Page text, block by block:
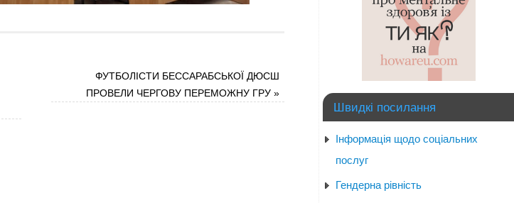
ФУТБОЛІСТИ БЕССАРАБСЬКОЇ ДЮСШ
ПРОВЕЛИ ЧЕРГОВУ ПЕРЕМОЖНУ ГРУ»
Швидкі посилання
Інформація щодо соціальних
послуг
Гендерна рівність